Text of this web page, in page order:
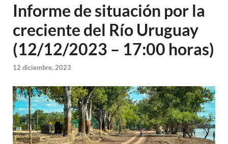
Informe de situación por la
creciente del Río Uruguay
(12/12/2023 – 17:00 horas)
12 diciembre, 2023